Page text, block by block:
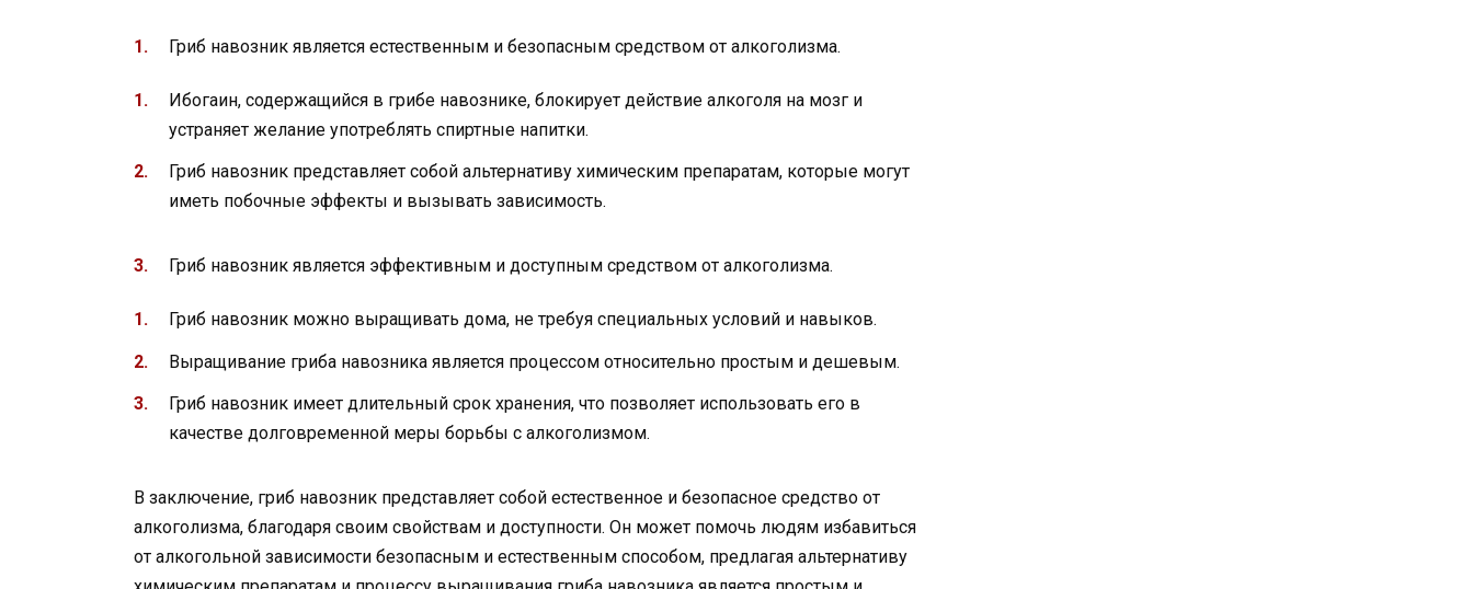
Гриб навозник является естественным и безопасным средством от алкоголизма.
Ибогаин, содержащийся в грибе навознике, блокирует действие алкоголя на мозг и
устраняет желание употреблять спиртные напитки.
Гриб навозник представляет собой альтернативу химическим препаратам, которые могут
иметь побочные эффекты и вызывать зависимость.
Гриб навозник является эффективным и доступным средством от алкоголизма.
Гриб навозник можно выращивать дома, не требуя специальных условий и навыков.
Выращивание гриба навозника является процессом относительно простым и дешевым.
Гриб навозник имеет длительный срок хранения, что позволяет использовать его в
качестве долговременной меры борьбы с алкоголизмом.
В заключение, гриб навозник представляет собой естественное и безопасное средство от
алкоголизма, благодаря своим свойствам и доступности. Он может помочь людям избавиться
от алкогольной зависимости безопасным и естественным способом, предлагая альтернативу